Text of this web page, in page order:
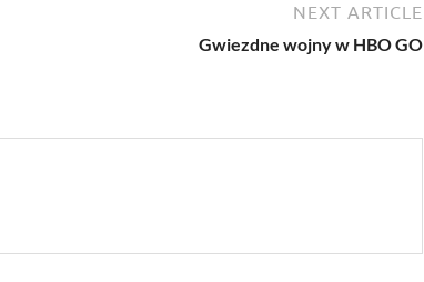
NEXT ARTICLE
Gwiezdne wojny w HBO GO